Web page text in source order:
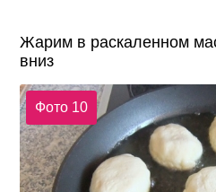
Жарим в раскаленном
вниз
Фото 10